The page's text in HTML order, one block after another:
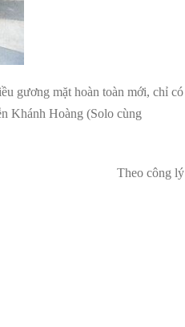
gương mặt hoàn toàn mới, chỉ có
Khánh Hoàng (Solo cùng
Theo công lý